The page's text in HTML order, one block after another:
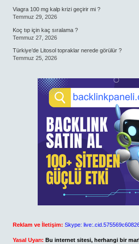
Viagra 100 mg kalp krizi geçirir mi ?
Temmuz 29, 2026
Koç tıp için kaç sıralama ?
Temmuz 27, 2026
Türkiye’de Litosol topraklar nerede görülür ?
Temmuz 25, 2026
Reklam ve İletişim: Skype:
Yasal Uyarı: Bu internet sitesi, herhangi bir